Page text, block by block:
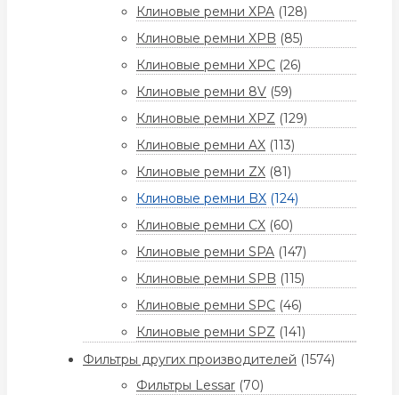
Клиновые ремни XPA (128)
Клиновые ремни XPB (85)
Клиновые ремни XPC (26)
Клиновые ремни 8V (59)
Клиновые ремни XPZ (129)
Клиновые ремни AX (113)
Клиновые ремни ZX (81)
Клиновые ремни BX (124)
Клиновые ремни CX (60)
Клиновые ремни SPA (147)
Клиновые ремни SPB (115)
Клиновые ремни SPC (46)
Клиновые ремни SPZ (141)
Фильтры других производителей (1574)
Фильтры Lessar (70)